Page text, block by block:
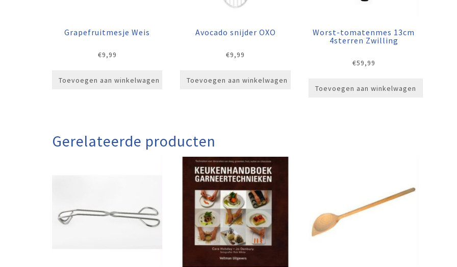
Grapefruitmesje Weis
€9,99
Toevoegen aan winkelwagen
Avocado snijder OXO
€9,99
Toevoegen aan winkelwagen
Worst-tomatenmes 13cm
4sterren Zwilling
€59,99
Toevoegen aan winkelwagen
Gerelateerde producten